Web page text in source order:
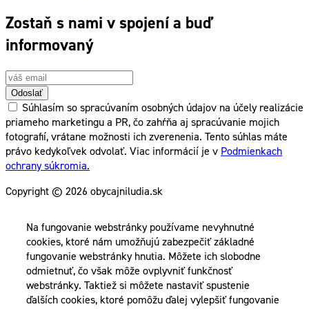
Zostaň s nami v spojení a buď
informovaný
Odoslať
Súhlasím so spracúvaním osobných údajov na účely realizácie
priameho marketingu a PR, čo zahŕňa aj spracúvanie mojich
fotografií, vrátane možnosti ich zverenenia. Tento súhlas máte
právo kedykoľvek odvolať. Viac informácií je v Podmienkach
ochrany súkromia.
Copyright © 2026 obycajniludia.sk
Na fungovanie webstránky používame nevyhnutné
cookies, ktoré nám umožňujú zabezpečiť základné
fungovanie webstránky hnutia. Môžete ich slobodne
odmietnuť, čo však môže ovplyvniť funkčnosť
webstránky. Taktiež si môžete nastaviť spustenie
ďalších cookies, ktoré pomôžu ďalej vylepšiť fungovanie